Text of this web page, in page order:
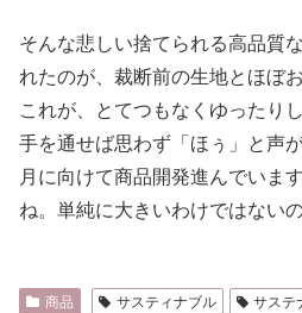
そんな悲しい捨てられる高品質
れたのが、裁断前の生地とほぼ
これが、とてつもなくゆったり
手を通せば思わず「ほぅ」と声
月に向けて商品開発進んでいます
ね。単純に大きいわけではないの
商品 サスティナブル サステ